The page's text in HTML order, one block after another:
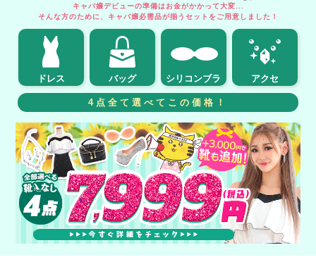
キャバ嬢デビューの準備はお金がかかって大変...
そんな方のために、キャバ嬢必需品が揃うセットをご用意しました！
ドレス バッグ シリコンブラ アクセ
4点全て選べてこの価格！